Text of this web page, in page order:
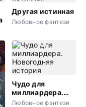
Другая истинная
Любовное фэнтези
Чудо для
миллиардера.
Новогодняя
Любовное фэнтези